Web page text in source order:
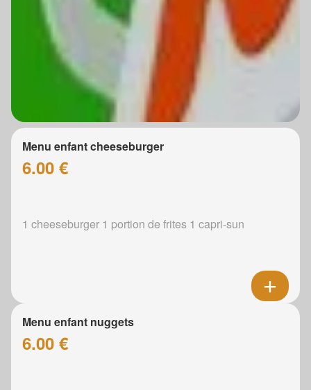
Menu enfant cheeseburger
6.00 €
1 cheeseburger 1 portion de frites 1 capri-sun
Menu enfant nuggets
6.00 €